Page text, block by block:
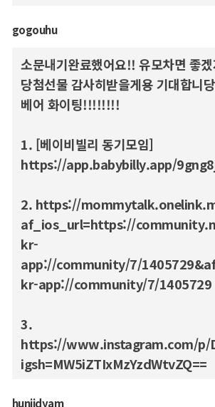
gogouhu
소문내기완료했어요!! 유모차면 좋
당첨선물 감사히받을게용 기대합니
베어 화이팅!!!!!!!!
1. [베이비빌리 동기모임]
https://app.babybilly.app/
2. https://
af_ios_url=https://
kr-
app://community/7/
kr-app://community/7/1405729
3.
https://www.instagram.com/p/
igsh=MW5iZTIxMzYzdWtvZQ==
huniidyam